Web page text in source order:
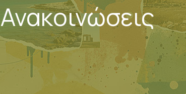
Ανακοινώσεις